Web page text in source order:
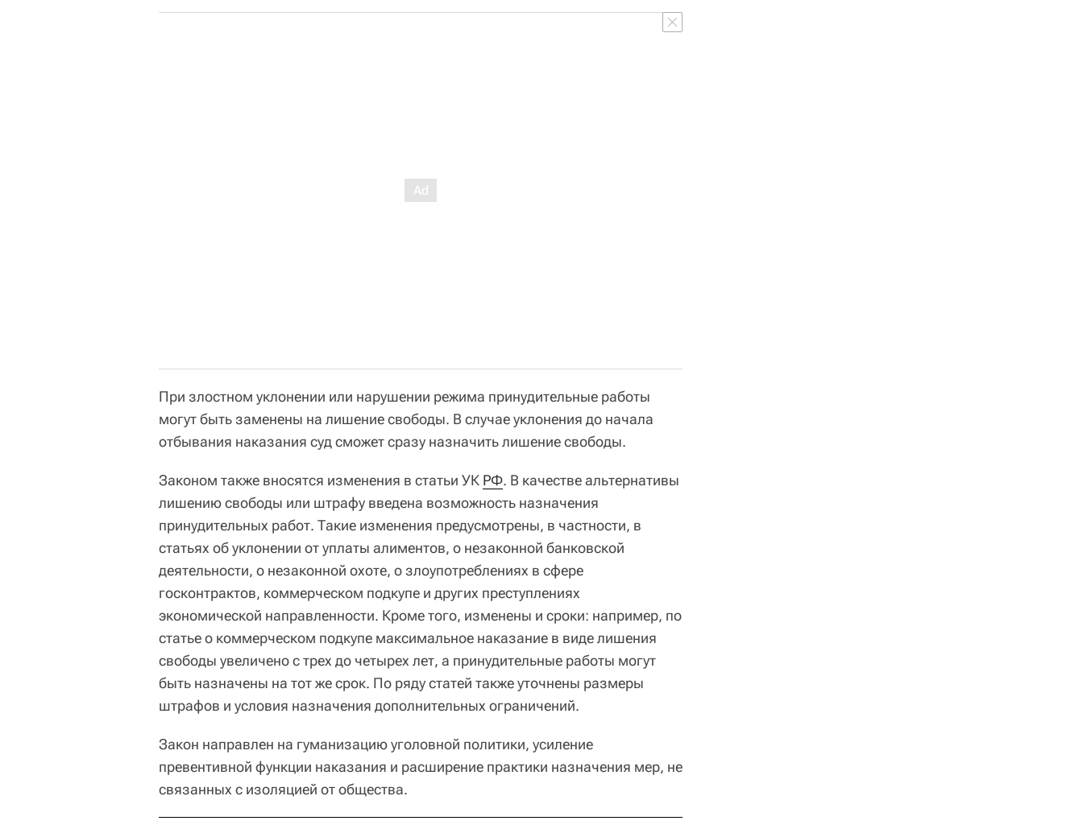
При злостном уклонении или нарушении режима принудительные работы
могут быть заменены на лишение свободы. В случае уклонения до начала
отбывания наказания суд сможет сразу назначить лишение свободы.
Законом также вносятся изменения в статьи УК РФ. В качестве альтернативы
лишению свободы или штрафу введена возможность назначения
принудительных работ. Такие изменения предусмотрены, в частности, в
статьях об уклонении от уплаты алиментов, о незаконной банковской
деятельности, о незаконной охоте, о злоупотреблениях в сфере
госконтрактов, коммерческом подкупе и других преступлениях
экономической направленности. Кроме того, изменены и сроки: например, по
статье о коммерческом подкупе максимальное наказание в виде лишения
свободы увеличено с трех до четырех лет, а принудительные работы могут
быть назначены на тот же срок. По ряду статей также уточнены размеры
штрафов и условия назначения дополнительных ограничений.
Закон направлен на гуманизацию уголовной политики, усиление
превентивной функции наказания и расширение практики назначения мер, не
связанных с изоляцией от общества.